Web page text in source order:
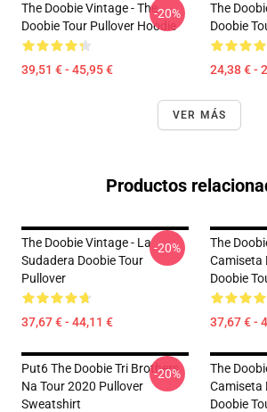
The Doobie Vintage - The
Doobie Tour Pullover Hoodie
39,51 € - 45,95 €
-20%
The
Doobie
24,38 € -
VER MÁS
Productos
The Doobie Vintage - La
Sudadera Doobie Tour
Pullover
37,67 € - 44,11 €
-20%
The
Camiseta
Doobie
37,67 € -
Put6 The Doobie Tri Brothers
Na Tour 2020 Pullover
Sweatshirt
-20%
The
Camiseta
Doobie